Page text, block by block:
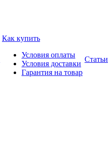
Как купить
Условия оплаты
Условия доставки
Гарантия на товар
Статьи